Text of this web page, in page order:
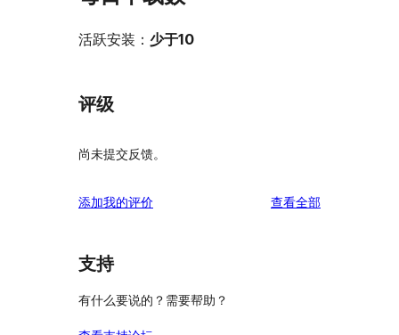
活跃安装： 少于10
评级
尚未提交反馈。
添加我的评价 查看全部评
支持
有什么要说的？需要帮助？